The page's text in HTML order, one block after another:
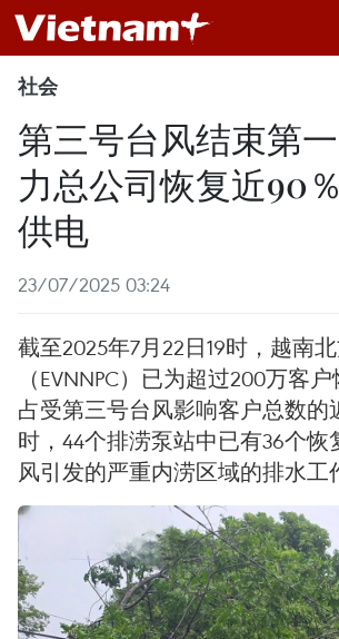
社会
第三号台风结束第
力总公司恢复近90
供电
23/07/2025 03:24
截至2025年7月22日19时，越南
（EVNNPC）已为超过200万客
占受第三号台风影响客户总数的
时，44个排涝泵站中已有36个恢
风引发的严重内涝区域的排水工